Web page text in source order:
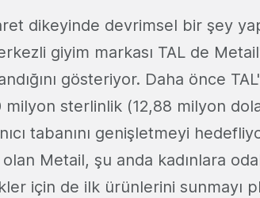
dikeyinde devrimsel bir şey
giyim markası TAL de
gösteriyor. Daha önce
milyon sterlinlik (12,88 milyon
tabanını genişletmeyi
Metail, şu anda kadınlara
için de ilk ürünlerini sunmayı